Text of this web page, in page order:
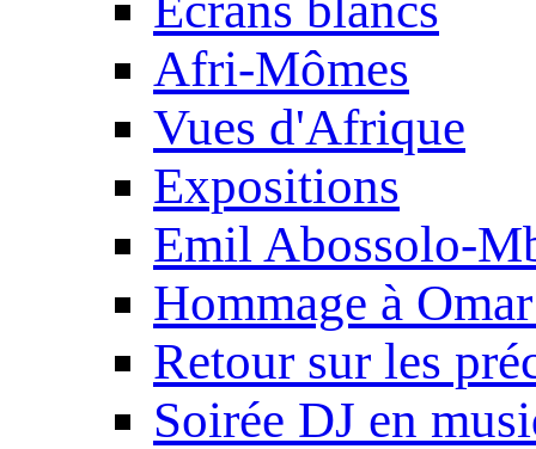
Afri-Mômes
Vues d'Afrique
Expositions
Emil Abossolo-
Hommage à
Retour sur les
Soirée DJ en